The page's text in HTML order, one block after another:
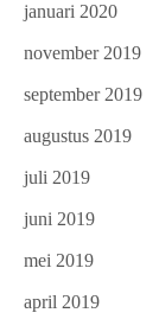
januari 2020
november 2019
september 2019
augustus 2019
juli 2019
juni 2019
mei 2019
april 2019